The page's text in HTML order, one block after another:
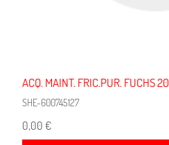
ACQ. MAINT. FRIC.PUR. FUCHS 20
SHE-600745127
0,00 €